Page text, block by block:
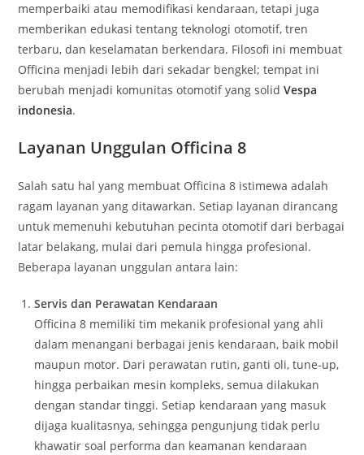
memperbaiki atau memodifikasi kendaraan, tetapi juga
memberikan edukasi tentang teknologi otomotif, tren
terbaru, dan keselamatan berkendara. Filosofi ini membuat
Officina menjadi lebih dari sekadar bengkel; tempat ini
berubah menjadi komunitas otomotif yang solid Vespa
indonesia.
Layanan Unggulan Officina 8
Salah satu hal yang membuat Officina 8 istimewa adalah
ragam layanan yang ditawarkan. Setiap layanan dirancang
untuk memenuhi kebutuhan pecinta otomotif dari berbagai
latar belakang, mulai dari pemula hingga profesional.
Beberapa layanan unggulan antara lain:
Servis dan Perawatan Kendaraan
Officina 8 memiliki tim mekanik profesional yang ahli
dalam menangani berbagai jenis kendaraan, baik mobil
maupun motor. Dari perawatan rutin, ganti oli, tune-up,
hingga perbaikan mesin kompleks, semua dilakukan
dengan standar tinggi. Setiap kendaraan yang masuk
dijaga kualitasnya, sehingga pengunjung tidak perlu
khawatir soal performa dan keamanan kendaraan